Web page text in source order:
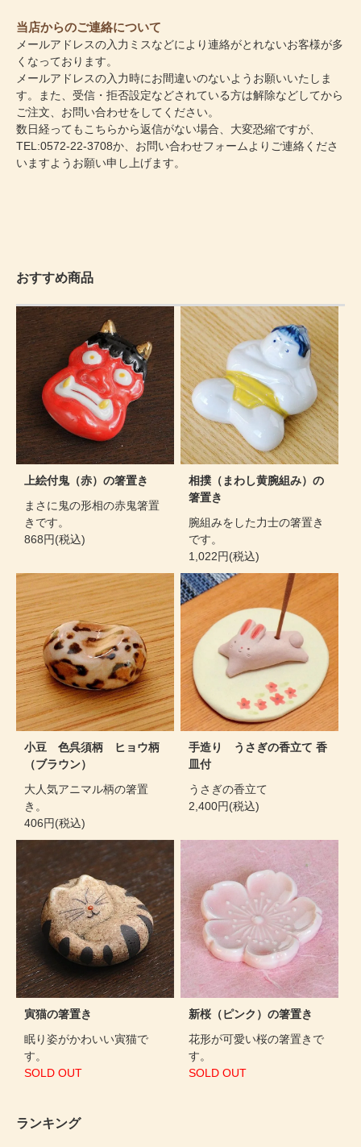
当店からのご連絡について
メールアドレスの入力ミスなどにより連絡がとれないお客様が多
くなっております。
メールアドレスの入力時にお間違いのないようお願いいたしま
す。また、受信・拒否設定などされている方は解除などしてから
ご注文、お問い合わせをしてください。
数日経ってもこちらから返信がない場合、大変恐縮ですが、
TEL:0572-22-3708か、 お問い合わせフォームよりご連絡くださ
いますようお願い申し上げます。
おすすめ商品
上絵付鬼（赤）の箸置き
まさに鬼の形相の赤鬼箸置
きです。
868円(税込)
相撲（まわし黄腕組み）の
箸置き
腕組みをした力士の箸置き
です。
1,022円(税込)
小豆 色呉須柄 ヒョウ柄
（ブラウン）
大人気アニマル柄の箸置
き。
406円(税込)
手造り うさぎの香立て 香
皿付
うさぎの香立て
2,400円(税込)
寅猫の箸置き
眠り姿がかわいい寅猫で
す。
SOLD OUT
新桜（ピンク）の箸置き
花形が可愛い桜の箸置きで
す。
SOLD OUT
ランキング